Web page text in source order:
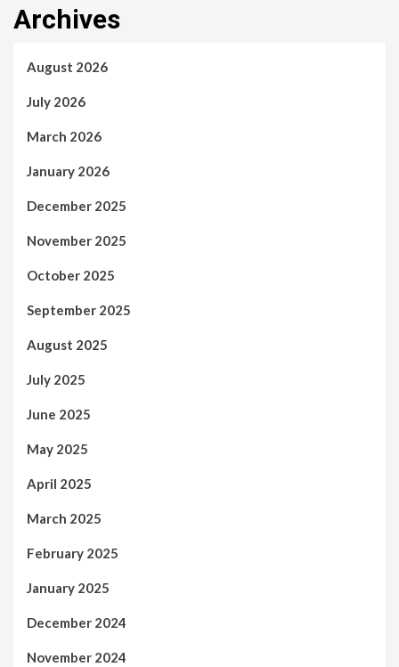
Archives
August 2026
July 2026
March 2026
January 2026
December 2025
November 2025
October 2025
September 2025
August 2025
July 2025
June 2025
May 2025
April 2025
March 2025
February 2025
January 2025
December 2024
November 2024